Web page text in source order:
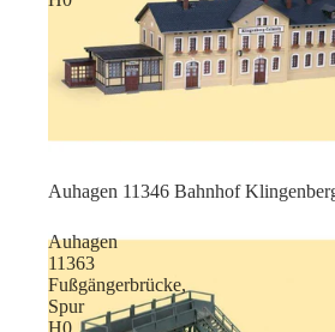
Sale
Auhagen 11346 Bahnhof
Auhagen
11363
Fußgängerbrücke,
Spur